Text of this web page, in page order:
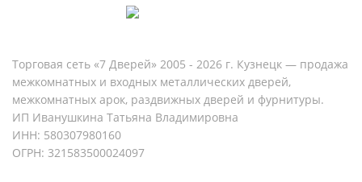
Торговая сеть «7 Дверей» 2005 - 2026 г. Кузнецк — продажа
межкомнатных и входных металлических дверей,
межкомнатных арок, раздвижных дверей и фурнитуры.
ИП Иванушкина Татьяна Владимировна
ИНН: 580307980160
ОГРН: 321583500024097